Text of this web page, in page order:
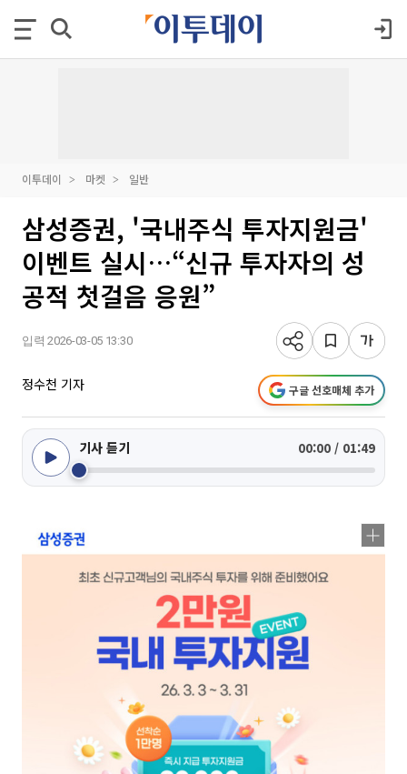
이투데이 마켓 일반
삼성증권, '국내주식 투자지원금'
이벤트 실시…“신규 투자자의 성
공적 첫걸음 응원”
입력 2026-03-05 13:30
정수천 기자 구글 선호매체 추가
기사 듣기 00:00 / 01:49